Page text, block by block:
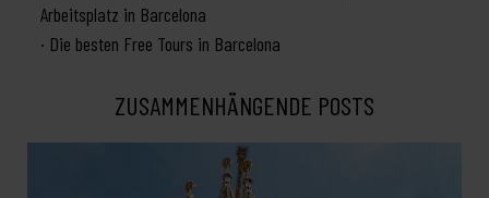
Arbeitsplatz in Barcelona
Die besten Free Tours in Barcelona
ZUSAMMENHÄNGENDE POSTS